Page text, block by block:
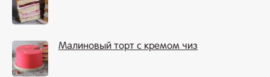
Малиновый торт с кремом чиз